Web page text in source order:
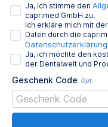
Ja, ich stimme den
caprimed GmbH zu.
Ich erkläre mich mit
Daten durch die
Datenschutzerklärung
Ja, ich möchte den
der Dentalwelt und
Geschenk Code Opt.